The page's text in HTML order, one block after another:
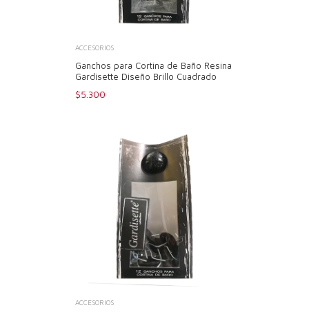
ACCESORIOS
Ganchos para Cortina de Baño Resina
Gardisette Diseño Brillo Cuadrado
$5.300
ACCESORIOS